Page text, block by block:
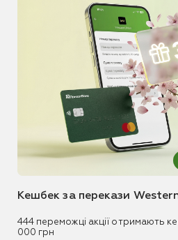
Кешбек за перекази
444 переможці акції отримають
000 грн